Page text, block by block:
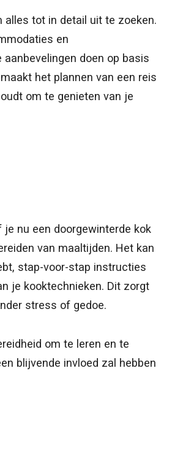
tot in detail uit te zoeken.
en
doen op basis
het plannen van een reis
om te genieten van je
je nu een doorgewinterde kok
van maaltijden. Het kan
stap-voor-stap instructies
je kooktechnieken. Dit zorgt
stress of gedoe.
om te leren en te
blijvende invloed zal hebben